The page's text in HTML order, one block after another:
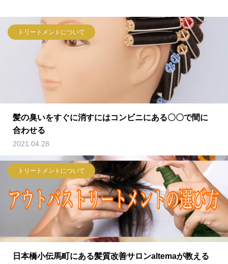
トリートメントについて
髪の臭いをすぐに消すにはコンビニにある〇〇で間に
合わせる
2021.04.28
トリートメントについて
日本橋小伝馬町にある髪質改善サロンaltemaが教える